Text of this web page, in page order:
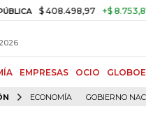
$ 408.498,97 +$ 8.753,81 +2,19%
EMPRESAS OCIO
ECONOMÍA GOBIERNO